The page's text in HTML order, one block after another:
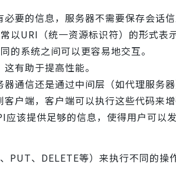
要的信息，服务器不需要保存会话信
以URI（统一资源标识符）的形式表示
的系统之间可以更容易地交互。
有助于提高性能。
通信还是通过中间层（如代理服务器
户端，客户端可以执行这些代码来增
应该提供足够的信息，使得用户可以
、DELETE等）来执行不同的操